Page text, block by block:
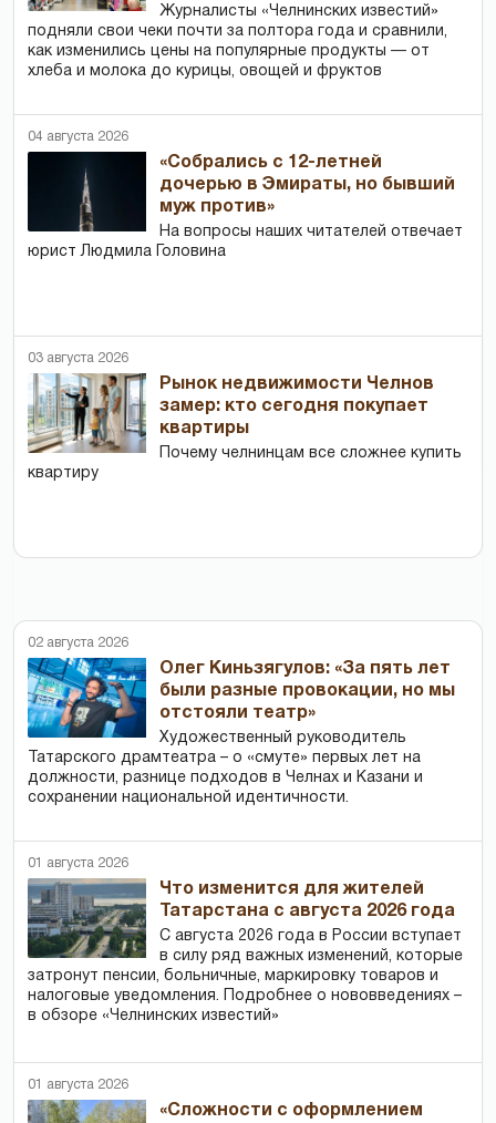
Журналисты «Челнинских известий»
подняли свои чеки почти за полтора года и сравнили,
как изменились цены на популярные продукты — от
хлеба и молока до курицы, овощей и фруктов
04 августа 2026
«Собрались с 12-летней
дочерью в Эмираты, но бывший
муж против»
На вопросы наших читателей отвечает
юрист Людмила Головина
03 августа 2026
Рынок недвижимости Челнов
замер: кто сегодня покупает
квартиры
Почему челнинцам все сложнее купить
квартиру
02 августа 2026
Олег Киньзягулов: «За пять лет
были разные провокации, но мы
отстояли театр»
Художественный руководитель
Татарского драмтеатра – о «смуте» первых лет на
должности, разнице подходов в Челнах и Казани и
сохранении национальной идентичности.
01 августа 2026
Что изменится для жителей
Татарстана с августа 2026 года
С августа 2026 года в России вступает
в силу ряд важных изменений, которые
затронут пенсии, больничные, маркировку товаров и
налоговые уведомления. Подробнее о нововведениях –
в обзоре «Челнинских известий»
01 августа 2026
«Сложности с оформлением